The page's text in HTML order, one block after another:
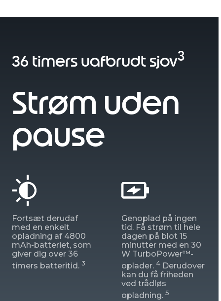
t
36 timers uafbrudt sjov3
Strøm uden
pause
Fortsæt derudaf
med en enkelt
opladning af 4800
mAh-batteriet, som
giver dig over 36
timers batteritid. 3
Genoplad på ingen
tid. Få strøm til hele
dagen på blot 15
minutter med en 30
W TurboPower™-
oplader. 4Derudover
kan du få friheden
ved trådløs
opladning. 5